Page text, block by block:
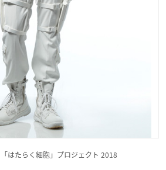
はたらく細胞」プロジェクト 2018